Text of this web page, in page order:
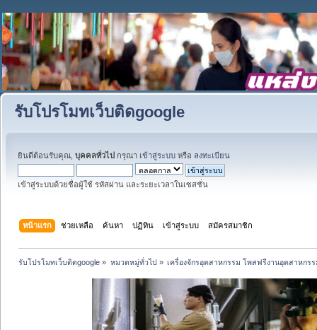
รับโปรโมทเว็บติดgoogle
ยินดีต้อนรับคุณ, บุคคลทั่วไป กรุณา เข้าสู่ระบบ หรือ ลงทะเบียน
เข้าสู่ระบบด้วยชื่อผู้ใช้ รหัสผ่าน และระยะเวลาในเซสชั่น
หน้าแรก ช่วยเหลือ ค้นหา ปฏิทิน เข้าสู่ระบบ สมัครสมาชิก
รับโปรโมทเว็บติดgoogle » หมวดหมู่ทั่วไป» เครื่องจักรอุตสาหกรรม โพสฟรีงานอุตสาหกร